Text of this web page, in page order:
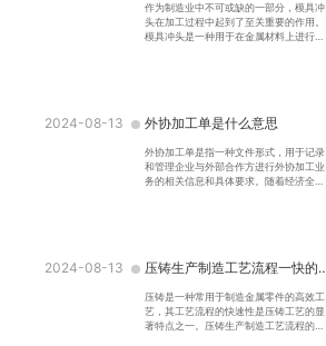
作为制造业中不可或缺的一部分，模具冲
头在加工过程中起到了至关重要的作用。
模具冲头是一种用于在金属材料上进行冲
2024-08-13 外协加工单是什么意思
外协加工单是指一种文件形式，用于记录
和管理企业与外部合作方进行外协加工业
务的相关信息和具体要求。随着经济全球
2024-08-13 压铸生产制造工艺流程一快的作用
压铸是一种常用于制造金属零件的高效工
艺，其工艺流程的快速性是压铸工艺的显
著特点之一。压铸生产制造工艺流程的快